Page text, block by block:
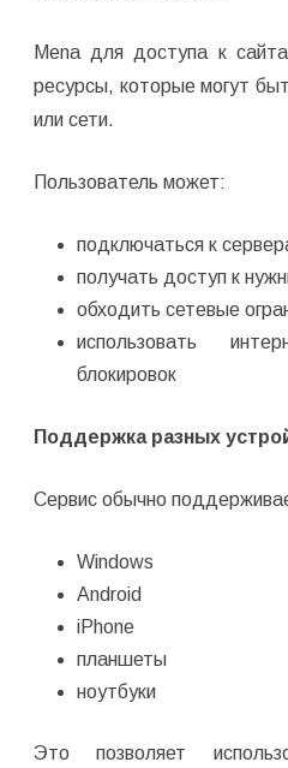
Mena для доступа к
ресурсы, которые могут
или сети.
Пользователь может:
подключаться к
получать доступ к
обходить сетевые
использовать
блокировок
Поддержка разных
Сервис обычно
Windows
Android
iPhone
планшеты
ноутбуки
Это позволяет